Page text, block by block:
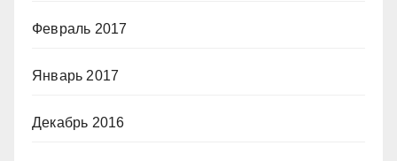
Февраль 2017
Январь 2017
Декабрь 2016